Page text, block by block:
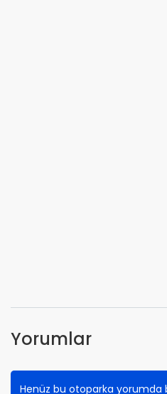
Yorumlar
Henüz bu otoparka yorumda